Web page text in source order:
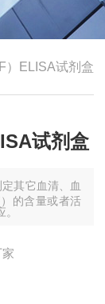
）ELISA试剂盒
试剂盒
其它血清、血
的含量或者活